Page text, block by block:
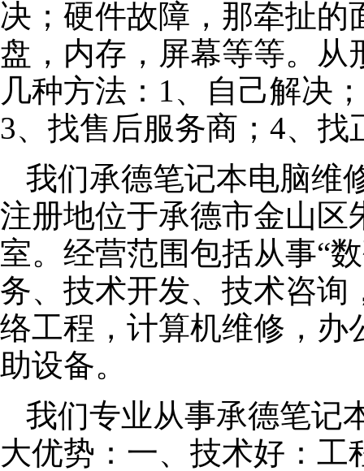
决；硬件故障，那牵扯的
盘，内存，屏幕等等。从
几种方法：1、自己解决
3、找售后服务商；4、找
我们承德笔记本电脑维
注册地位于承德市金山区
室。经营范围包括从事“
务、技术开发、技术咨询
络工程，计算机维修，办
助设备。
我们专业从事承德笔记
大优势：一、技术好：